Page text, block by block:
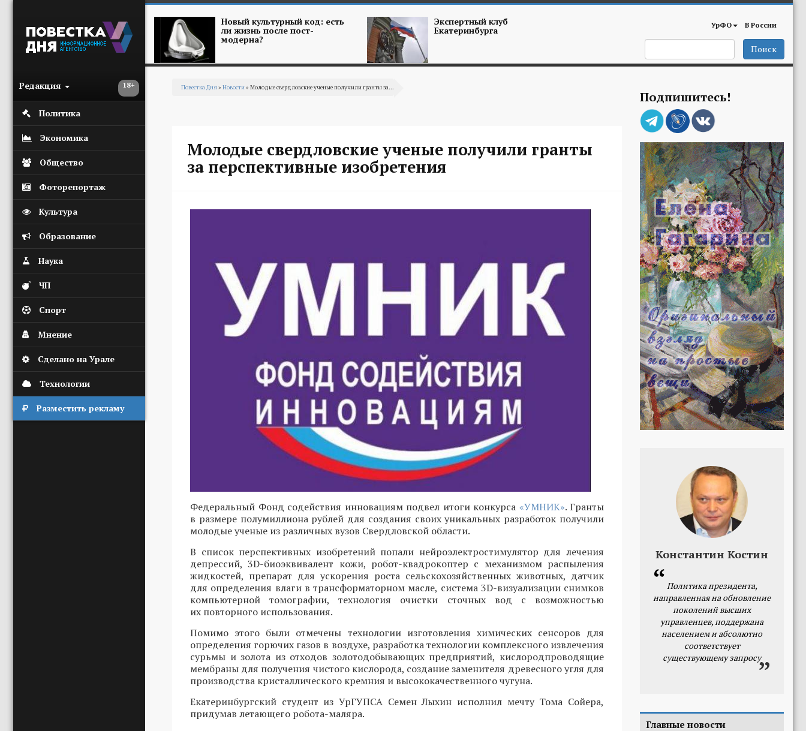
18+
Редакция
Политика
Экономика
Общество
Фоторепортаж
Культура
Образование
Наука
ЧП
Спорт
Мнение
Сделано на Урале
Технологии
Разместить рекламу
Новый культурный код: есть
ли жизнь после пост-
модерна?
Экспертный клуб
Екатеринбурга УрФО В России
Поиск
Повестка Дня» Новости» Молодые свердловские ученые получили гранты за...
Молодые свердловские ученые получили гранты
за перспективные изобретения
Федеральный Фонд содействия инновациям подвел итоги конкурса «УМНИК». Гранты
в размере полумиллиона рублей для создания своих уникальных разработок получили
молодые ученые из различных вузов Свердловской области.
В список перспективных изобретений попали нейроэлектростимулятор для лечения
депрессий, 3D-биоэквивалент кожи, робот-квадрокоптер с механизмом распыления
жидкостей, препарат для ускорения роста сельскохозяйственных животных, датчик
для определения влаги в трансформаторном масле, система 3D-визуализации снимков
компьютерной томографии, технология очистки сточных вод с возможностью
их повторного использования.
Помимо этого были отмечены технологии изготовления химических сенсоров для
определения горючих газов в воздухе, разработка технологии комплексного извлечения
сурьмы и золота из отходов золотодобывающих предприятий, кислородпроводящие
мембраны для получения чистого кислорода, создание заменителя древесного угля для
производства кристаллического кремния и высококачественного чугуна.
Екатеринбургский студент из УрГУПСА Семен Лыхин исполнил мечту Тома Сойера,
придумав летающего робота-маляра.
Подпишитесь!
Константин Костин
Политика президента,
направленная на обновление
поколений высших
управленцев, поддержана
населением и абсолютно
соответствует
существующему запросу
Главные новости